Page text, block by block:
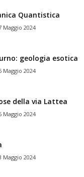
Quantistica
Maggio 2024
geologia esotica
Maggio 2024
della via Lattea
Maggio 2024
Maggio 2024